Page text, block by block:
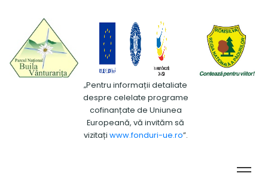
„Pentru informații detaliate
despre celelate programe
cofinanțate de Uniunea
Europeană, vă invităm să
vizitați www.fonduri-ue.ro”.